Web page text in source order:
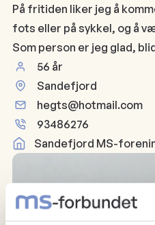
På fritiden liker jeg å
fots eller på sykkel, og å
Som person er jeg glad,
56 år
Sandefjord
hegts@hotmail.com
93486276
Sandefjord MS-